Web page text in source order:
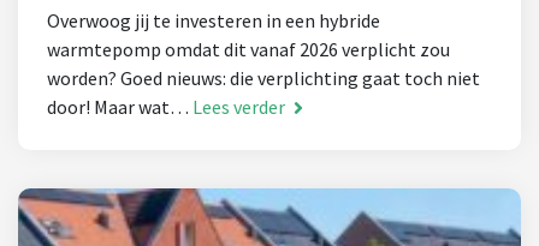
Overwoog jij te investeren in een hybride
warmtepomp omdat dit vanaf 2026 verplicht zou
worden? Goed nieuws: die verplichting gaat toch niet
door! Maar wat… Lees verder